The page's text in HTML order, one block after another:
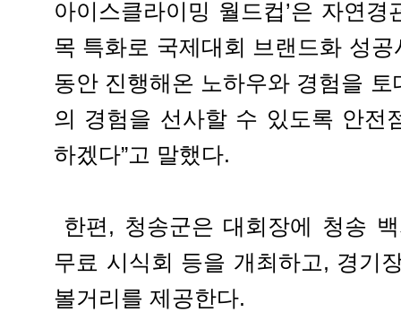
아이스클라이밍 월드컵’은 자연
목 특화로 국제대회 브랜드화 성공
동안 진행해온 노하우와 경험을
의 경험을 선사할 수 있도록 안전
하겠다”고 말했다.
한편, 청송군은 대회장에 청송
무료 시식회 등을 개최하고, 경기
볼거리를 제공한다.